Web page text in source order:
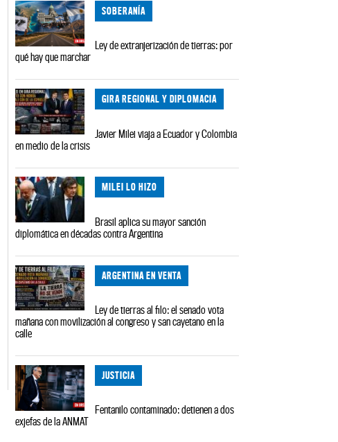
SOBERANÍA
Ley de extranjerización de tierras: por
qué hay que marchar
GIRA REGIONAL Y DIPLOMACIA
Javier Milei viaja a Ecuador y Colombia
en medio de la crisis
MILEI LO HIZO
Brasil aplica su mayor sanción
diplomática en décadas contra Argentina
ARGENTINA EN VENTA
Ley de tierras al filo: el senado vota
mañana con movilización al congreso y san cayetano en la
calle
JUSTICIA
Fentanilo contaminado: detienen a dos
exjefas de la ANMAT